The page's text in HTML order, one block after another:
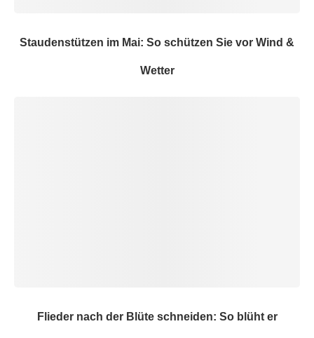
Staudenstützen im Mai: So schützen Sie vor Wind &
Wetter
Flieder nach der Blüte schneiden: So blüht er